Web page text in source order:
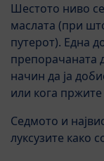
Шестото ниво
маслата (при
путерот). Една
препорачаната
начин да ја
или кога
Седмото и
луксузите како